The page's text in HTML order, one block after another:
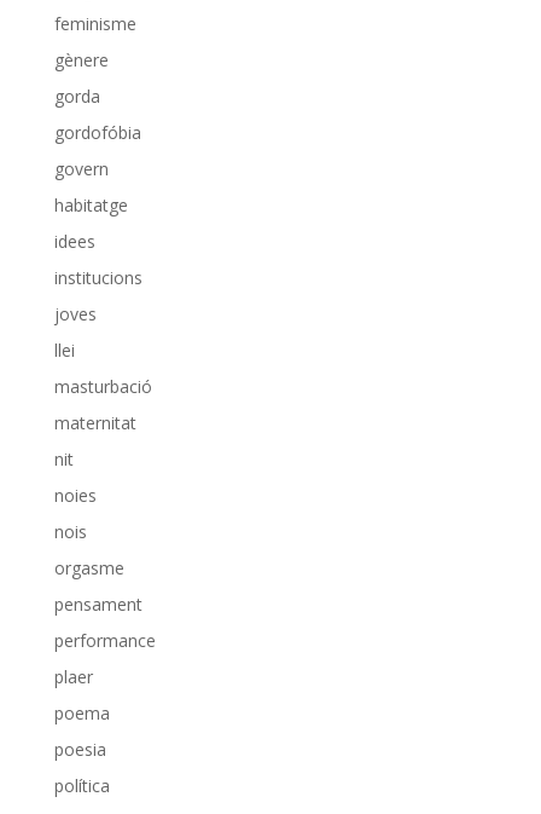
feminisme
gènere
gorda
gordofóbia
govern
habitatge
idees
institucions
joves
llei
masturbació
maternitat
nit
noies
nois
orgasme
pensament
performance
plaer
poema
poesia
política